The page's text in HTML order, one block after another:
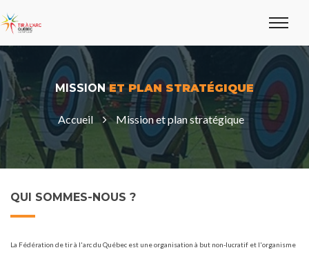
MISSIONET PLAN STRATÉGIQUE
Accueil Mission et plan stratégique
QUI SOMMES-NOUS ?
La Fédération de tir à l'arc du Québec est une organisation à but non-lucratif et l'organisme